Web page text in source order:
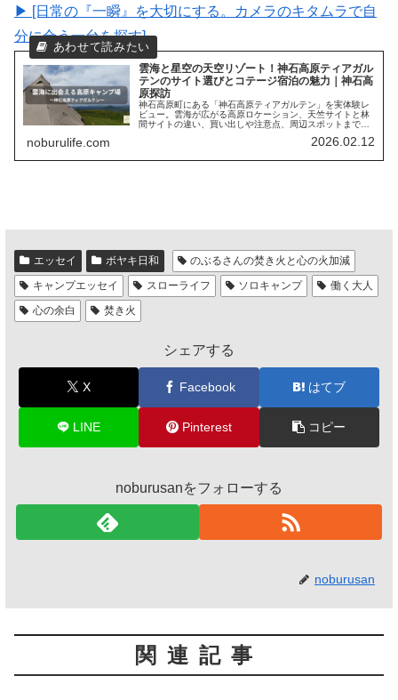
▶︎ [日常の『一瞬』を大切にする。カメラのキタムラで自
分に合う一台を探す]
雲海と星空の天空リゾート！神石高原ティアガル
テンのサイト選びとコテージ宿泊の魅力｜神石高
原探訪
神石高原町にある「神石高原ティアガルテン」を実体験レ
ビュー。雲海が広がる高原ロケーション、天竺サイトと林
間サイトの違い、買い出しや注意点、周辺スポットまで、
noburulife.com 2026.02.12
エッセイ ボヤキ日和
のぶるさんの焚き火と心の火加減
キャンプエッセイ
スローライフ ソロキャンプ
働く大人
心の余白
焚き火
シェアする
X Facebook はてブ
LINE Pinterest コピー
noburusanをフォローする
noburusan
関連記事